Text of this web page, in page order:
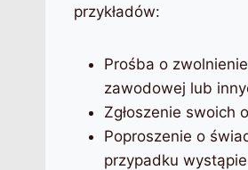
przykładów:
Prośba o
zawodowej lub
Zgłoszenie swoich
Poproszenie o
przypadku